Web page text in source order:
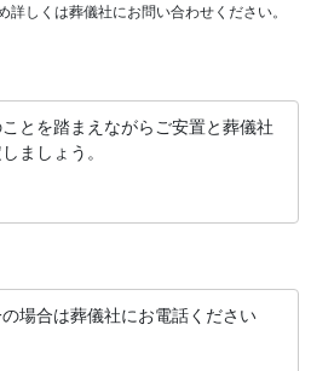
しくは葬儀社にお問い合わせください。
とを踏まえながらご安置と葬儀社
ましょう。
場合は葬儀社にお電話ください